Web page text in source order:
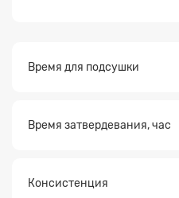
Время для подсушки
Время затвердевания, час
Консистенция